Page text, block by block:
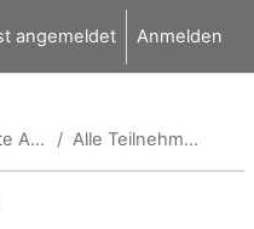
angemeldet Anmelden
Neueste Aktivität Alle Teilnehmer/innen